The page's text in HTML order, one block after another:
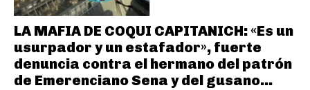
LA MAFIA DE COQUI CAPITANICH: «Es un
usurpador y un estafador», fuerte
denuncia contra el hermano del patrón
de Emerenciano Sena y del gusano...